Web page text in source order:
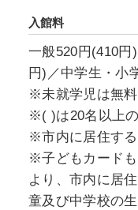
入館料
一般520円(410円
円)／中学生・小
※未就学児は無料
※( )は20名以上
※市内に居住す
※子どもカード
より、市内に居
童及び中学校の